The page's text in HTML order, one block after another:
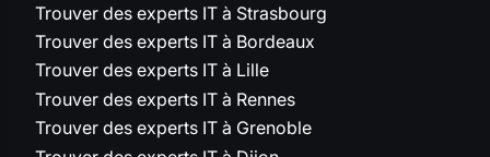
Trouver des experts IT à Strasbourg
Trouver des experts IT à Bordeaux
Trouver des experts IT à Lille
Trouver des experts IT à Rennes
Trouver des experts IT à Grenoble